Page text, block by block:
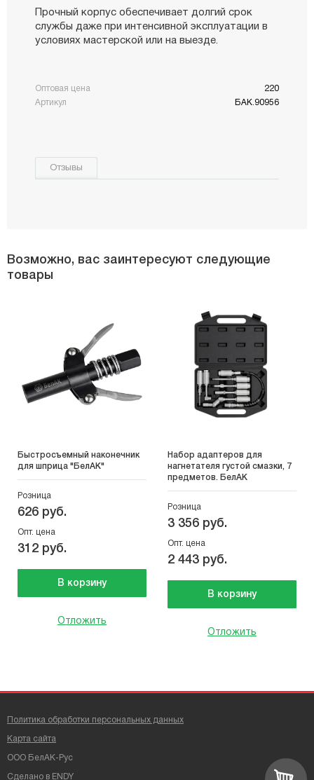
Прочный корпус обеспечивает долгий срок
службы даже при интенсивной эксплуатации в
условиях мастерской или на выезде.
Оптовая цена
220
Артикул
БАК.90956
Отзывы
Возможно, вас заинтересуют следующие
товары
Быстросъемный наконечник
для шприца "БелАК"
Розница
626 руб.
Опт. цена
312 руб.
В корзину
Отложить
Набор адаптеров для
нагнетателя густой смазки, 7
предметов. БелАК
Розница
3 356 руб.
Опт. цена
2 443 руб.
В корзину
Отложить
ООО БелАК-Рус
Политика обработки персональных данных
Карта сайта
Сделано в ENDY